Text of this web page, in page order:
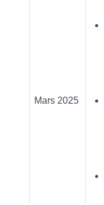
Mars 2025